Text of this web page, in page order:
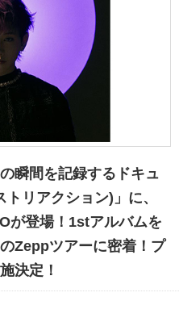
瞬間を記録するドキュ
リアクション)」に、
が登場！1stアルバムを
Zeppツアーに密着！プ
決定！